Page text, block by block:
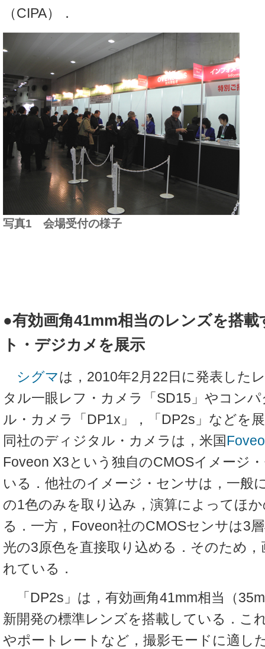
（CIPA）．
写真1 会場受付の様子
●有効画角41mm相当のレンズを搭
ト・デジカメを展示
シグマは，2010年2月22日に発表した
タル一眼レフ・カメラ「SD15」やコン
ル・カメラ「DP1x」，「DP2s」などを
同社のディジタル・カメラは，米国
Foveon X3という独自のCMOSイメージ
いる．他社のイメージ・センサは，一般
の1色のみを取り込み，演算によってほ
る．一方，Foveon社のCMOSセンサは3
光の3原色を直接取り込める．そのため
れている．
「DP2s」は，有効画角41mm相当（
新開発の標準レンズを搭載している．こ
やポートレートなど，撮影モードに適し